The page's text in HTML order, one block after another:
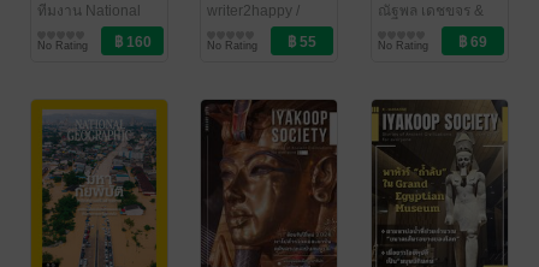
No. 246
ทีมงาน National
Geographic /
Amarin Magazine
นิตยสารความรู้
No Rating
Vol. 2 Issue 1
writer2happy /
นิตยสารความรู้
No Rating
Magazine
Issue 11
ณัฐพล เดชขจร &
Iyakoop_Society
นิตยสารความรู้
No Rating